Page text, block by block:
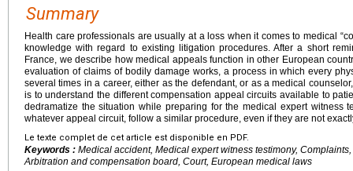
Summary
Health care professionals are usually at a loss when it comes to medical
knowledge with regard to existing litigation procedures. After a short
France, we describe how medical appeals function in other European
evaluation of claims of bodily damage works, a process in which every
several times in a career, either as the defendant, or as a medical
is to understand the different compensation appeal circuits available to
dedramatize the situation while preparing for the medical expert witness
whatever appeal circuit, follow a similar procedure, even if they are not
Le texte complet de cet article est disponible en PDF.
Keywords : Medical accident, Medical expert witness testimony,
Arbitration and compensation board, Court, European medical laws